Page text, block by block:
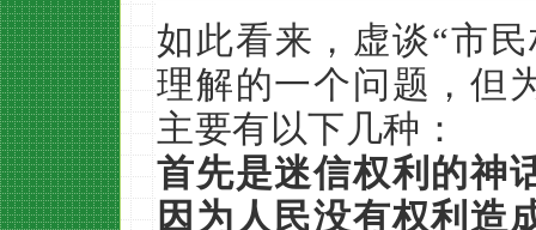
如此看来，虚谈“市
理解的一个问题，但
主要有以下几种：
首先是迷信权利的神
因为人民没有权利造